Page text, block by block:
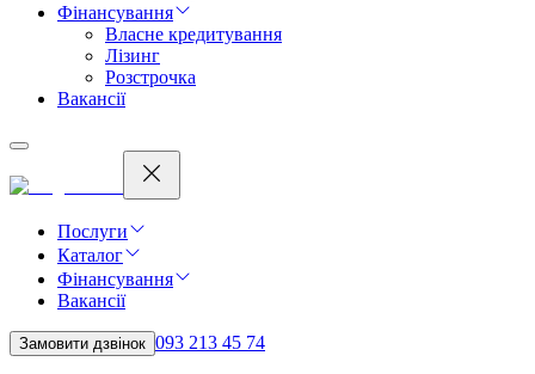
Фінансування
Власне кредитування
Лізинг
Розстрочка
Вакансії
Послуги
Каталог
Фінансування
Вакансії
Замовити дзвінок 093 213 45 74